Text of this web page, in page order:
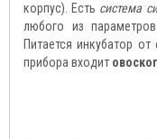
корпус). Есть система
любого из
Питается инкубатор
прибора входит